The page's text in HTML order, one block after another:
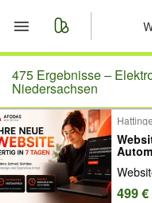
Start
Merkliste
Nachrichten
Anzeige
475 Ergebnisse –
Niedersachsen
499